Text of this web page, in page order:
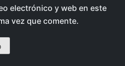
electrónico y web en este
vez que comente.